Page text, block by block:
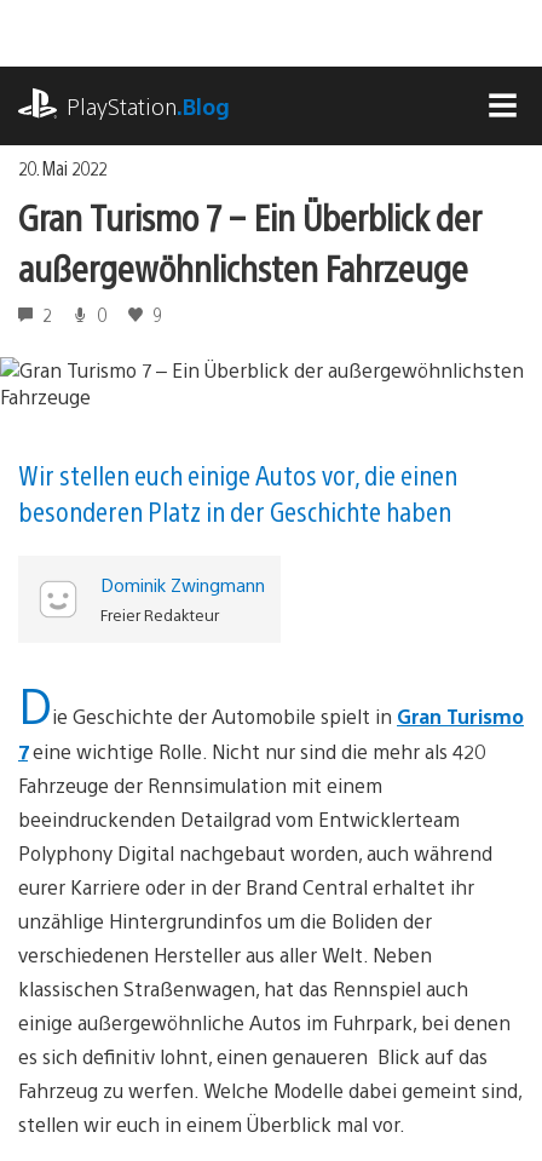
springen
PlayStation.Blog
20. Mai 2022
Gran Turismo 7 – Ein Überblick der
außergewöhnlichsten Fahrzeuge
2 0 9
Wir stellen euch einige Autos vor, die einen
besonderen Platz in der Geschichte haben
Dominik Zwingmann
Freier Redakteur
Die Geschichte der Automobile spielt in Gran Turismo
7eine wichtige Rolle. Nicht nur sind die mehr als 420
Fahrzeuge der Rennsimulation mit einem
beeindruckenden Detailgrad vom Entwicklerteam
Polyphony Digital nachgebaut worden, auch während
eurer Karriere oder in der Brand Central erhaltet ihr
unzählige Hintergrundinfos um die Boliden der
verschiedenen Hersteller aus aller Welt. Neben
klassischen Straßenwagen, hat das Rennspiel auch
einige außergewöhnliche Autos im Fuhrpark, bei denen
es sich definitiv lohnt, einen genaueren Blick auf das
Fahrzeug zu werfen. Welche Modelle dabei gemeint sind,
stellen wir euch in einem Überblick mal vor.